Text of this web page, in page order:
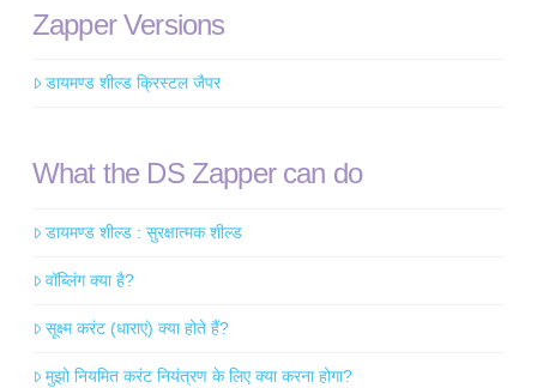
Zapper Versions
डायमण्ड शील्ड क्रिस्टल जैपर
What the DS Zapper can do
डायमण्ड शील्ड : सुरक्षात्मक शील्ड
वॉब्लिंग क्या है?
सूक्ष्म करंट (धाराएं) क्या होते हैं?
मुझो नियमित करंट नियंत्रण के लिए क्या करना होगा?